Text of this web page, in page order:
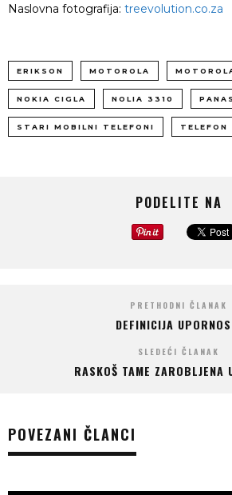
Naslovna fotografija: treevolution.co.za
ERIKSON MOTOROLA
NOKIA CIGLA NOLIA 3310
STARI MOBILNI TELEFONI TELEFON
PODELITE NA
PRETHODNI ČLANAK
DEFINICIJA
SLEDEĆI ČLANAK
RASKOŠ TAME ZAROBLJENA
POVEZANI ČLANCI